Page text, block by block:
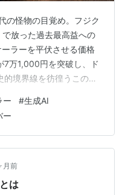
の怪物の目覚め。フジク
放った過去最高益への
ラーを平伏させる価格
7万1,000円を突破し、ド
境界線を彷徨うこの狂
如として白日の下に晒
手のフジクラ（5803）
る天文学的な上方修
足らずで営業利益を約
益へと垂直上昇させたこ
ー #生成AI
ー
月前
は